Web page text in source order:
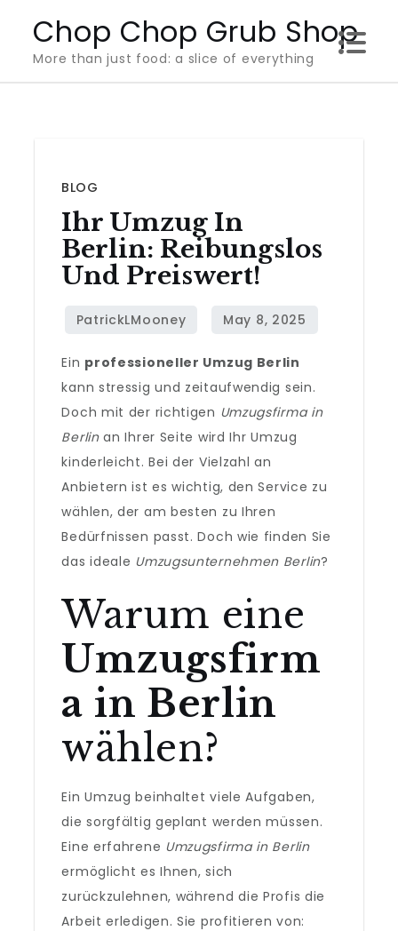
content
Chop Chop Grub Shop
More than just food: a slice of everything
BLOG
Ihr Umzug In
Berlin: Reibungslos
Und Preiswert!
Ein professioneller Umzug Berlin
kann stressig und zeitaufwendig sein.
Doch mit der richtigen Umzugsfirma in
Berlinan Ihrer Seite wird Ihr Umzug
kinderleicht. Bei der Vielzahl an
Anbietern ist es wichtig, den Service zu
wählen, der am besten zu Ihren
Bedürfnissen passt. Doch wie finden Sie
das ideale Umzugsunternehmen Berlin?
Warum eine
Umzugsfirm
a in Berlin
wählen?
Ein Umzug beinhaltet viele Aufgaben,
die sorgfältig geplant werden müssen.
Eine erfahrene Umzugsfirma in Berlin
ermöglicht es Ihnen, sich
zurückzulehnen, während die Profis die
Arbeit erledigen. Sie profitieren von: